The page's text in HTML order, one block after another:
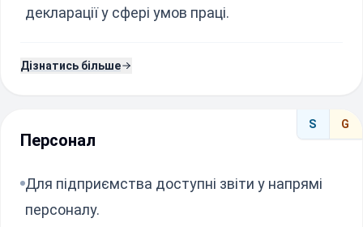
декларації у сфері умов праці.
Дізнатись більше
S G
Персонал
Для підприємства доступні звіти у напрямі
персоналу.